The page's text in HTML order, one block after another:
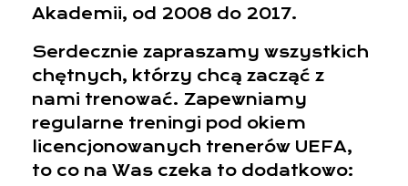
Akademii, od 2008 do 2017.
Serdecznie zapraszamy wszystkich
chętnych, którzy chcą zacząć z
nami trenować. Zapewniamy
regularne treningi pod okiem
licencjonowanych trenerów UEFA,
to co na Was czeka to dodatkowo: